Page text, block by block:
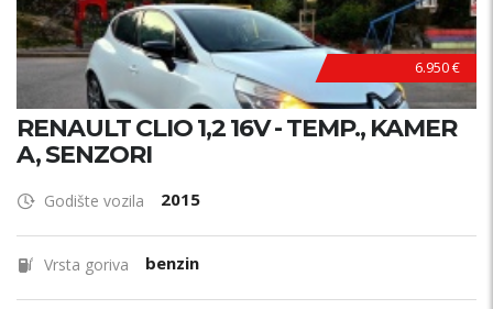
6.950 €
RENAULT CLIO 1,2 16V - TEMP., KAMER
A, SENZORI
Godište vozila 2015
Vrsta goriva benzin